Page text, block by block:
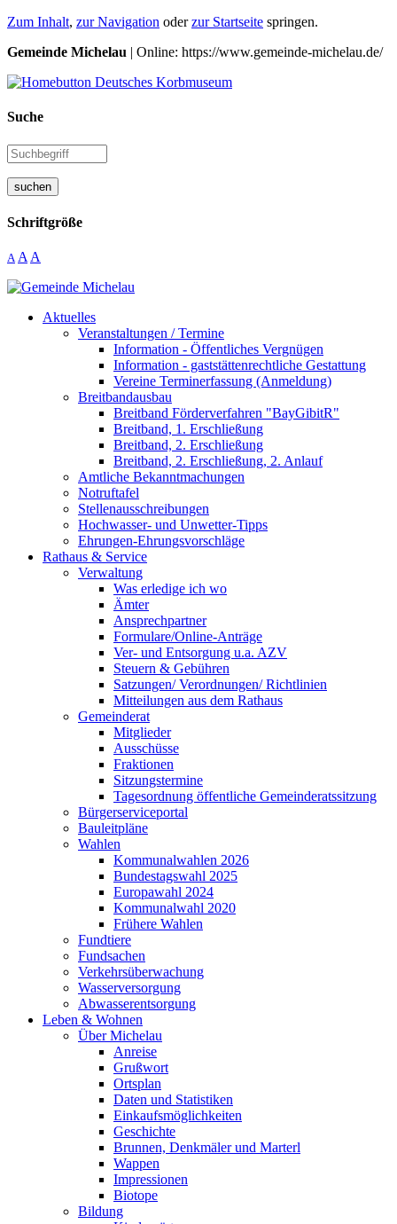
Zum Inhalt, zur Navigation oderzur Startseite springen.
Gemeinde Michelau | Online: https://www.gemeinde-michelau.de/
Suche
suchen
Schriftgröße
A A A
Aktuelles
Veranstaltungen / Termine
Information - Öffentliches Vergnügen
Information - gaststättenrechtliche Gestattung
Vereine Terminerfassung (Anmeldung)
Breitbandausbau
Breitband Förderverfahren "BayGibitR"
Breitband, 1. Erschließung
Breitband, 2. Erschließung
Breitband, 2. Erschließung, 2. Anlauf
Amtliche Bekanntmachungen
Notruftafel
Stellenausschreibungen
Hochwasser- und Unwetter-Tipps
Ehrungen-Ehrungsvorschläge
Rathaus & Service
Verwaltung
Was erledige ich wo
Ämter
Ansprechpartner
Formulare/Online-Anträge
Ver- und Entsorgung u.a. AZV
Steuern & Gebühren
Satzungen/ Verordnungen/ Richtlinien
Mitteilungen aus dem Rathaus
Gemeinderat
Mitglieder
Ausschüsse
Fraktionen
Sitzungstermine
Tagesordnung öffentliche Gemeinderatssitzung
Bürgerserviceportal
Bauleitpläne
Wahlen
Kommunalwahlen 2026
Bundestagswahl 2025
Europawahl 2024
Kommunalwahl 2020
Frühere Wahlen
Fundtiere
Fundsachen
Verkehrsüberwachung
Wasserversorgung
Abwasserentsorgung
Leben & Wohnen
Über Michelau
Anreise
Grußwort
Ortsplan
Daten und Statistiken
Einkaufsmöglichkeiten
Geschichte
Brunnen, Denkmäler und Marterl
Wappen
Impressionen
Biotope
Bildung